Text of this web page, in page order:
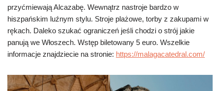
przyćmiewają Alcazabę. Wewnątrz nastroje bardzo w
hiszpańskim luźnym stylu. Stroje plażowe, torby z zakupami w
rękach. Daleko szukać ograniczeń jeśli chodzi o strój jakie
panują we Włoszech. Wstęp biletowany 5 euro. Wszelkie
informacje znajdziecie na stronie: https://malagacatedral.com/